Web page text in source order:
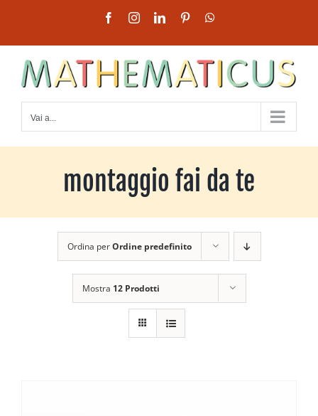
contenuto
FacebookInstagramLinkedInPinterest
Vai a...
montaggio fai da te
Ordina perOrdine predefinito
Mostra 12 Prodotti